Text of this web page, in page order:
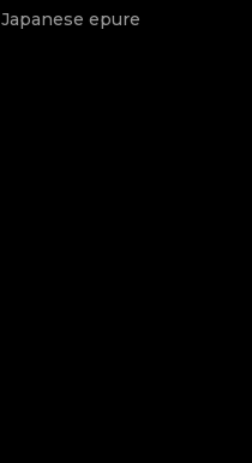
Japanese epure